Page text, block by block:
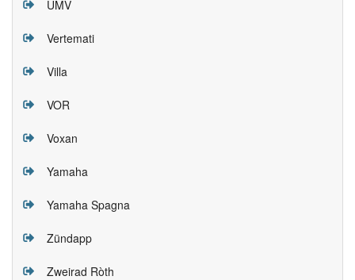
UMV
Vertemati
Villa
VOR
Voxan
Yamaha
Yamaha Spagna
Zündapp
Zweirad Ròth